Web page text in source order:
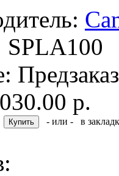
SPLA100
Предзаказ
р.
- или -
в